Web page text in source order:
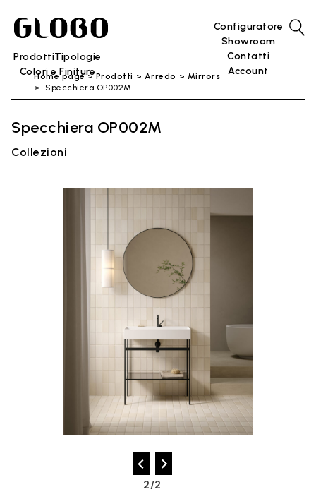
ProdottiTipologie
Colori e Finiture
Configuratore
Showroom
Contatti
Account
Home page Prodotti Arredo
Mirrors
Specchiera OP002M
Specchiera OP002M
Collezioni
2/2